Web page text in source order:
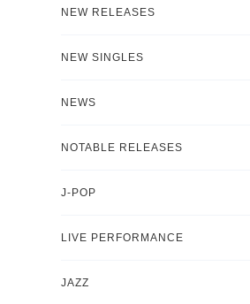
NEW RELEASES
NEW SINGLES
NEWS
NOTABLE RELEASES
J-POP
LIVE PERFORMANCE
JAZZ